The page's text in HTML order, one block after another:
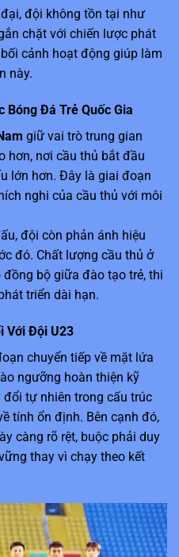
đội không tồn tại như
chặt với chiến lược phát
cảnh hoạt động giúp làm
này.
Bóng Đá Trẻ Quốc Gia
giữ vai trò trung gian
hơn, nơi cầu thủ bắt đầu
lớn hơn. Đây là giai đoạn
nghi của cầu thủ với môi
đội còn phản ánh hiệu
đó. Chất lượng cầu thủ ở
bộ giữa đào tạo trẻ, thi
triển dài hạn.
Với Đội U23
chuyển tiếp về mặt lứa
ngưỡng hoàn thiện kỹ
tự nhiên trong cấu trúc
tính ổn định. Bên cạnh đó,
càng rõ rệt, buộc phải duy
thay vì chạy theo kết